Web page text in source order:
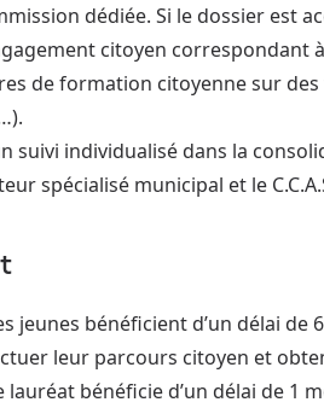
dédiée. Si le dossier est
citoyen correspondant
de formation citoyenne sur
suivi individualisé dans la
spécialisé municipal et le
jeunes bénéficient d’un délai de
leur parcours citoyen et
bénéficie d’un délai de 1